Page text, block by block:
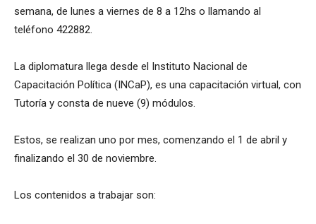
semana, de lunes a viernes de 8 a 12hs o llamando al
teléfono 422882.
La diplomatura llega desde el Instituto Nacional de
Capacitación Política (INCaP), es una capacitación virtual, con
Tutoría y consta de nueve (9) módulos.
Estos, se realizan uno por mes, comenzando el 1 de abril y
finalizando el 30 de noviembre.
Los contenidos a trabajar son: